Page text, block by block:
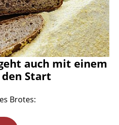
auch mit einem
den Start
Brotes: